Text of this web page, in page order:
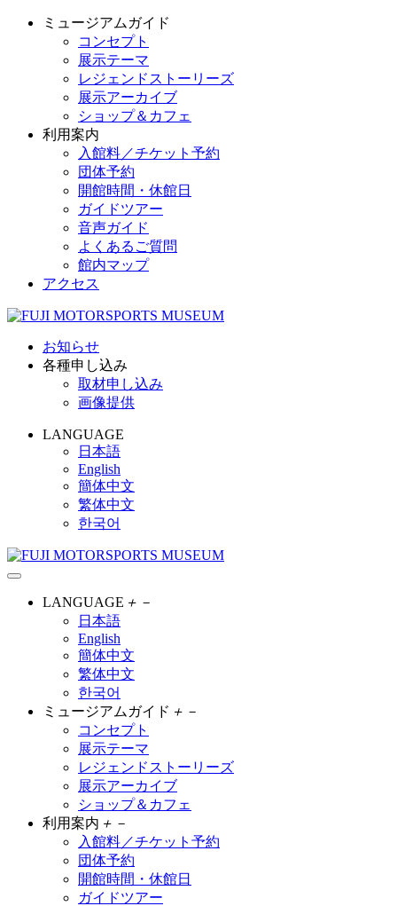
ミュージアムガイド
コンセプト
展示テーマ
レジェンドストーリーズ
展示アーカイブ
ショップ＆カフェ
利用案内
入館料／チケット予約
団体予約
開館時間・休館日
ガイドツアー
音声ガイド
よくあるご質問
館内マップ
アクセス
お知らせ
各種申し込み
取材申し込み
画像提供
LANGUAGE
日本語
English
簡体中文
繁体中文
한국어
LANGUAGE ＋ －
日本語
English
簡体中文
繁体中文
한국어
ミュージアムガイド ＋ －
コンセプト
展示テーマ
レジェンドストーリーズ
展示アーカイブ
ショップ＆カフェ
利用案内 ＋ －
入館料／チケット予約
団体予約
開館時間・休館日
ガイドツアー